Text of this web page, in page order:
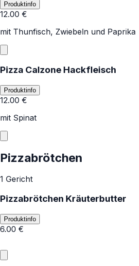
Produktinfo
12.00 €
mit Thunfisch, Zwiebeln und Paprika
Pizza Calzone Hackfleisch
Produktinfo
12.00 €
mit Spinat
Pizzabrötchen
1 Gericht
Pizzabrötchen Kräuterbutter
Produktinfo
6.00 €